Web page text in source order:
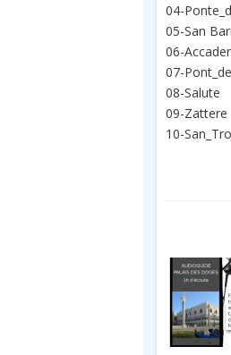
04-
05-San
06-
07-
08-Salute
09-Zattere
10-